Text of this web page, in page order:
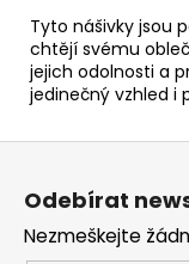
Tyto nášivky jsou
chtějí svému
jejich odolnosti a
jedinečný vzhled i
Z
Odebírat
Nezmeškejte